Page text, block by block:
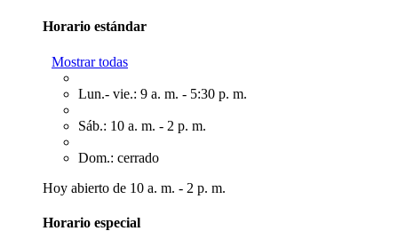
Horario estándar
Mostrar todas
Lun.- vie.: 9 a. m. - 5:30 p. m.
Sáb.: 10 a. m. - 2 p. m.
Dom.: cerrado
Hoy abierto de 10 a. m. - 2 p. m.
Horario especial